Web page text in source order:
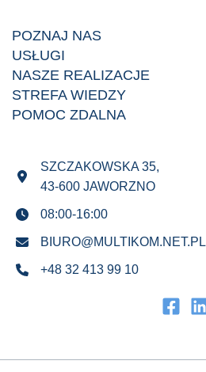
POZNAJ NAS
USŁUGI
NASZE REALIZACJE
STREFA WIEDZY
POMOC ZDALNA
SZCZAKOWSKA 35,
43-600 JAWORZNO
08:00-16:00
BIURO@MULTIKOM.NET.PL
+48 32 413 99 10